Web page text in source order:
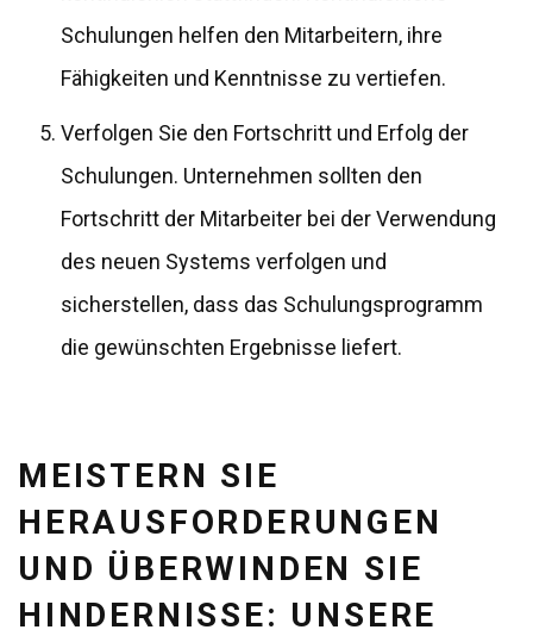
Schulungen helfen den Mitarbeitern, ihre
Fähigkeiten und Kenntnisse zu vertiefen.
Verfolgen Sie den Fortschritt und Erfolg der
Schulungen. Unternehmen sollten den
Fortschritt der Mitarbeiter bei der Verwendung
des neuen Systems verfolgen und
sicherstellen, dass das Schulungsprogramm
die gewünschten Ergebnisse liefert.
MEISTERN SIE
HERAUSFORDERUNGEN
UND ÜBERWINDEN SIE
HINDERNISSE: UNSERE